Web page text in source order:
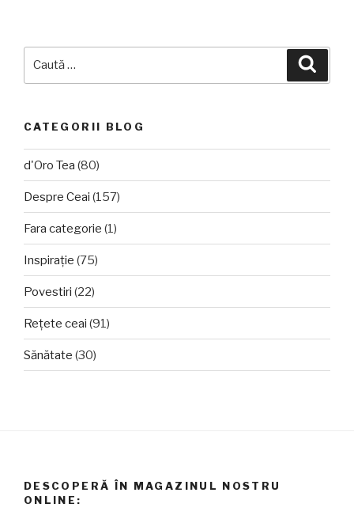
CATEGORII BLOG
d'Oro Tea (80)
Despre Ceai (157)
Fara categorie (1)
Inspirație (75)
Povestiri (22)
Rețete ceai (91)
Sănătate (30)
DESCOPERĂ ÎN MAGAZINUL NOSTRU
ONLINE: